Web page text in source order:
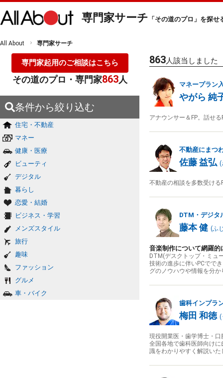
専門家サーチ 「その道のプロ」を探せ
All About 専門家サーチ
専門家起用のご相談はこちら
その道のプロ・専門家863人
条件から絞り込む
住宅・不動産
マネー
健康・医療
ビューティ
デジタル
暮らし
恋愛・結婚
ビジネス・学習
メンズスタイル
旅行
趣味
ファッション
グルメ
車・バイク
863人該当しました
マネープラン
やがら 純
アナウンサー＆FP。話せ
不動産にまつ
佐藤 益弘 (
不動産の相談を多数受け
DTM・デジタ
藤本 健 (ふ
音楽制作について網羅
DTM(デスクトップ・ミュ
技術の進歩に伴いPCでで
グのノウハウや情報を分
歯科インプラ
梅田 和徳 (
現役開業医・歯学博士・
全国各地で歯科医師向け
識をわかりやすく解説いた